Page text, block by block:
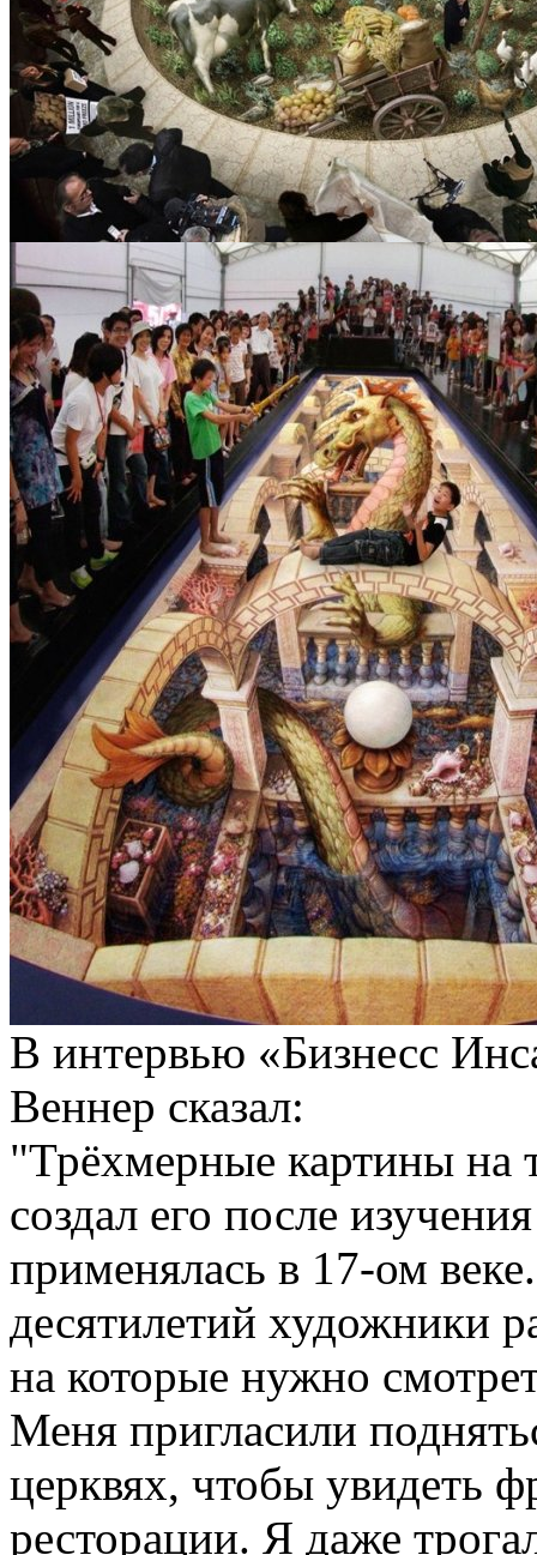
В интервью «Бизнесс
Веннер сказал:
"Трёхмерные картины на
создал его после
применялась в 17-ом
десятилетий художники
на которые нужно
Меня пригласили
церквях, чтобы увидеть
ресторации. Я даже